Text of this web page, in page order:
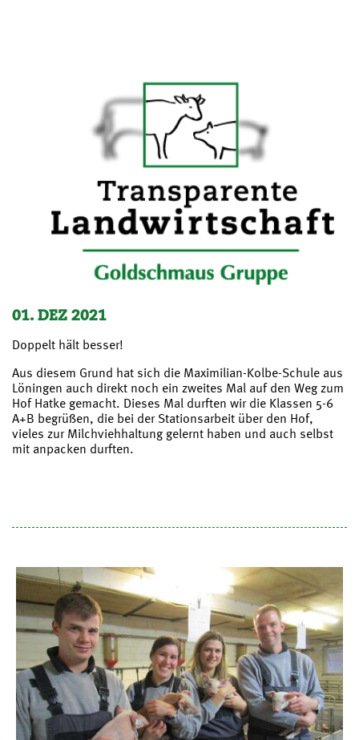
01. DEZ 2021
Doppelt hält besser!
Aus diesem Grund hat sich die Maximilian-Kolbe-Schule aus
Löningen auch direkt noch ein zweites Mal auf den Weg zum
Hof Hatke gemacht. Dieses Mal durften wir die Klassen 5-6
A+B begrüßen, die bei der Stationsarbeit über den Hof,
vieles zur Milchviehhaltung gelernt haben und auch selbst
mit anpacken durften.